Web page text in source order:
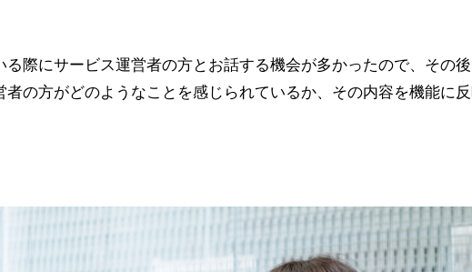
際にサービス運営者の方とお話する機会が多かったので、その
の方がどのようなことを感じられているか、その内容を機能に